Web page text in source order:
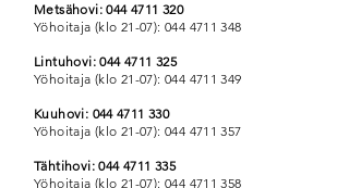
Metsähovi:044 4711 320
Yöhoitaja (klo 21-07): 044 4711 348
Lintuhovi:044 4711 325
Yöhoitaja (klo 21-07): 044 4711 349
Kuuhovi: 044 4711 330
Yöhoitaja (klo 21-07): 044 4711 357
Tähtihovi:044 4711 335
Yöhoitaja (klo 21-07): 044 4711 358